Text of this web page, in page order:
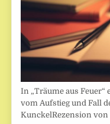
In „Träume aus
vom Aufstieg und Fall
KunckelRezension